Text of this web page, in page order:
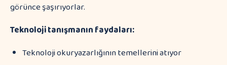
görünce şaşırıyorlar.
Teknoloji tanışmanın faydaları:
Teknoloji okuryazarlığının temellerini atıyor